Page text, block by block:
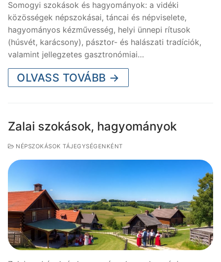
Somogyi szokások és hagyományok: a vidéki
közösségek népszokásai, táncai és népviselete,
hagyományos kézművesség, helyi ünnepi rítusok
(húsvét, karácsony), pásztor- és halászati tradíciók,
valamint jellegzetes gasztronómiai…
OLVASS TOVÁBB →
Zalai szokások, hagyományok
NÉPSZOKÁSOK TÁJEGYSÉGENKÉNT